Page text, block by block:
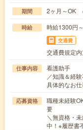
期間 2ヶ月～OK
時給 時給1300円～
交通費
交通費規定
仕事内容
看護助手
／知識＆経
具体的なお
応募資格
職種未経験
要
＼無資格・
中！※履歴書